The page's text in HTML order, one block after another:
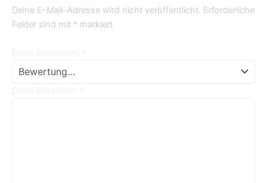
Deine E-Mail-Adresse wird nicht veröffentlicht. Erforderliche
Felder sind mit * markiert